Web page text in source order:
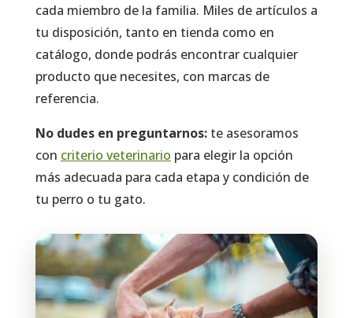
cada miembro de la familia. Miles de artículos a
tu disposición, tanto en tienda como en
catálogo, donde podrás encontrar cualquier
producto que necesites, con marcas de
referencia.
No dudes en preguntarnos:te asesoramos
con criterio veterinario para elegir la opción
más adecuada para cada etapa y condición de
tu perro o tu gato.